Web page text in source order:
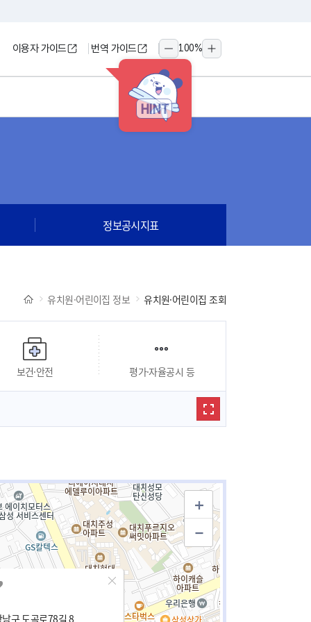
HINT
이용자 가이드 번역 가이드
축소
100%
확대
정보공시지표
유치원·어린이집 정보 유치원·어린이집 조회
보건·안전 평가·자율공시 등
구 도곡로78길 8